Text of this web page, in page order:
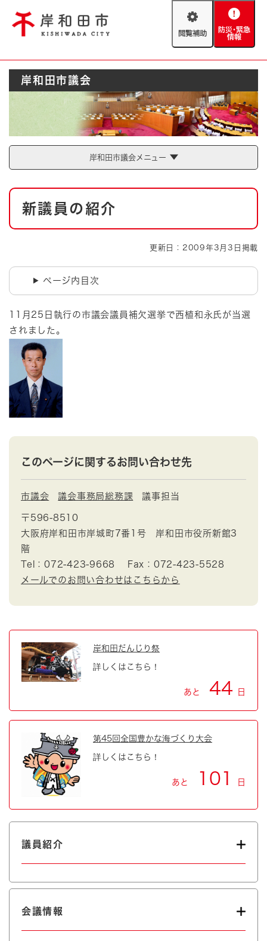
閲
助
防
緊
情
報
Foreign language
やさしい日本語
防災・緊急情報
ハザードマップ AED設置箇所
とじる
岸和田市議会
岸和田市議会メニュー
本
新議員の紹介
更新日：2009年3月3日掲載
ページ内目次
11月25日執行の市議会議員補欠選挙で西植和永氏が当選
されました。
このページに関するお問い合わせ先
市議会 議会事務局総務課 議事担当
〒596-8510
大阪府岸和田市岸城町7番1号 岸和田市役所新館3
階
Tel：072-423-9668
Fax：072-423-5528
メールでのお問い合わせはこちらから
岸和田だんじり祭
詳しくはこちら！
あと 44 日
第45回全国豊かな海づくり大会
詳しくはこちら！
あと 101 日
議員紹介
会議情報